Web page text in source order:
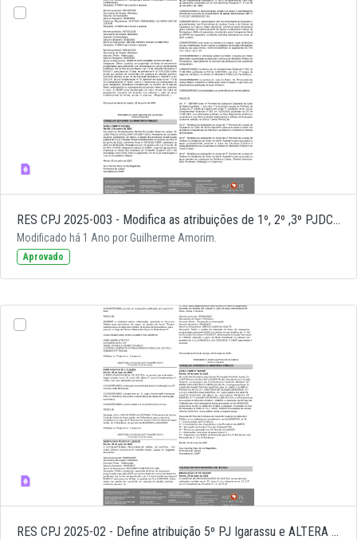
RES CPJ 2025-003 - Modifica as atribuições de 1º, 2º ,3º PJDC e 1º PJ Cível do Cabo de Santo Agostinho; Modifica a nomenclatura e atribuição do 2º PJC para 5º PJDC e definir 4º PJDC do Cabo de Santo Agostinho
Modificado há 1 Ano por Guilherme Amorim.
Aprovado
RES CPJ 2025-02 - Define atribuição 5º PJ Igarassu e ALTERA da Atribuição do 1º, 2º, 3º e 4º PJ Igarassu (1)